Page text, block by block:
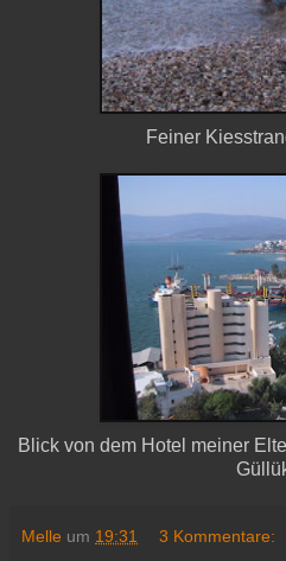
Feiner
Blick von dem Hotel meiner
Melle um 19:31 3 Kommentare: